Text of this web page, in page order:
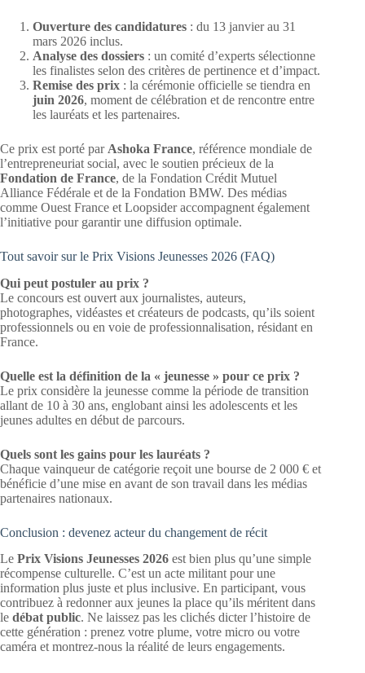
Ouverture des candidatures : du 13 janvier au 31
mars 2026 inclus.
Analyse des dossiers : un comité d’experts sélectionne
les finalistes selon des critères de pertinence et d’impact.
Remise des prix : la cérémonie officielle se tiendra en
juin 2026, moment de célébration et de rencontre entre
les lauréats et les partenaires.
Ce prix est porté par Ashoka France, référence mondiale de
l’entrepreneuriat social, avec le soutien précieux de la
Fondation de France, de la Fondation Crédit Mutuel
Alliance Fédérale et de la Fondation BMW. Des médias
comme Ouest France et Loopsider accompagnent également
l’initiative pour garantir une diffusion optimale.
Tout savoir sur le Prix Visions Jeunesses 2026 (FAQ)
Qui peut postuler au prix ?
Le concours est ouvert aux journalistes, auteurs,
photographes, vidéastes et créateurs de podcasts, qu’ils soient
professionnels ou en voie de professionnalisation, résidant en
France.
Quelle est la définition de la « jeunesse » pour ce prix ?
Le prix considère la jeunesse comme la période de transition
allant de 10 à 30 ans, englobant ainsi les adolescents et les
jeunes adultes en début de parcours.
Quels sont les gains pour les lauréats ?
Chaque vainqueur de catégorie reçoit une bourse de 2 000 € et
bénéficie d’une mise en avant de son travail dans les médias
partenaires nationaux.
Conclusion : devenez acteur du changement de récit
Le Prix Visions Jeunesses 2026 est bien plus qu’une simple
récompense culturelle. C’est un acte militant pour une
information plus juste et plus inclusive. En participant, vous
contribuez à redonner aux jeunes la place qu’ils méritent dans
le débat public. Ne laissez pas les clichés dicter l’histoire de
cette génération : prenez votre plume, votre micro ou votre
caméra et montrez-nous la réalité de leurs engagements.